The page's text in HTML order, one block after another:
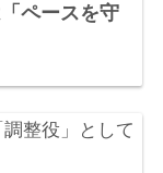
ペースを守